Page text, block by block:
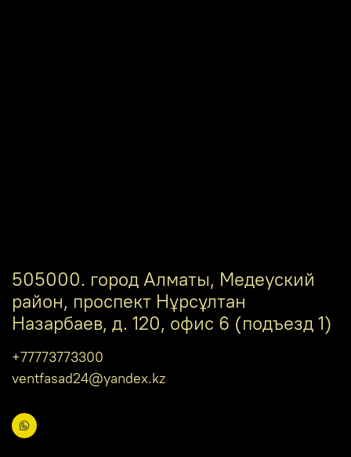
505000. город Алматы, Медеуский
район, проспект Нұрсұлтан
Назарбаев, д. 120, офис 6 (подъезд 1)
+77773773300
ventfasad24@yandex.kz